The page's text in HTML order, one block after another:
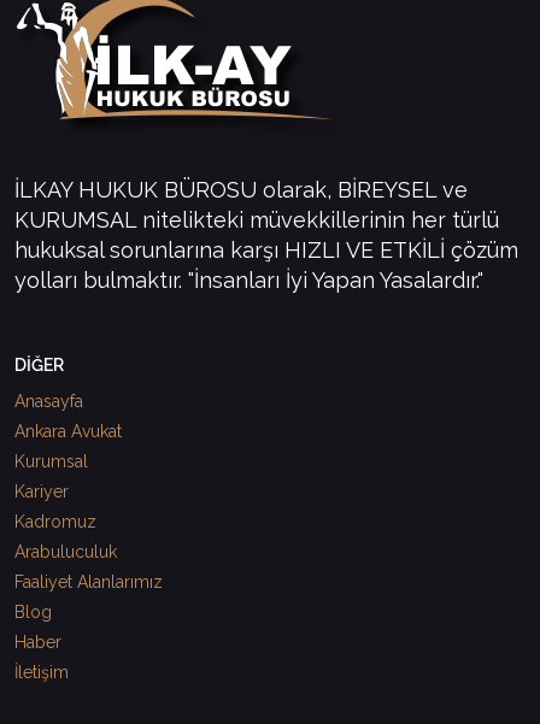
İLKAY HUKUK BÜROSU olarak, BİREYSEL ve
KURUMSAL nitelikteki müvekkillerinin her türlü
hukuksal sorunlarına karşı HIZLI VE ETKİLİ çözüm
yolları bulmaktır. "İnsanları İyi Yapan Yasalardır."
DİĞER
Anasayfa
Ankara Avukat
Kurumsal
Kariyer
Kadromuz
Arabuluculuk
Faaliyet Alanlarımız
Blog
Haber
İletişim